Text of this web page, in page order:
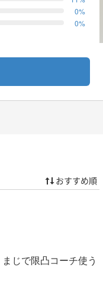
0%
0%
おすすめ順
じで限凸コーチ使う